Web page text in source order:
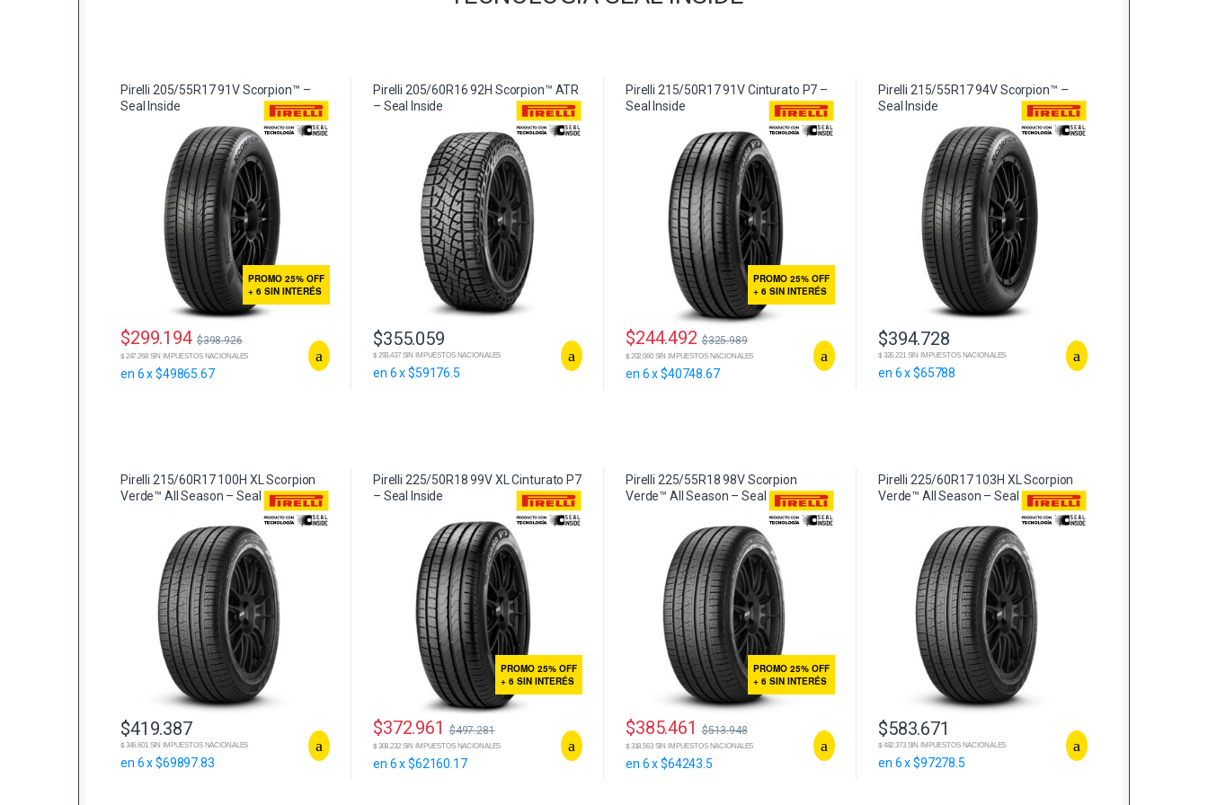
Pirelli 205/55R17 91V Scorpion™ –
Seal Inside
PROMO 25% OFF
+ 6 SIN INTERÉS
$299.194 $398.926
$ 247.268 SIN IMPUESTOS NACIONALES
en 6 x $49865.67
Pirelli 205/60R16 92H Scorpion™ ATR
– Seal Inside
$355.059
$ 293.437 SIN IMPUESTOS NACIONALES
en 6 x $59176.5
Pirelli 215/50R17 91V Cinturato P7 –
Seal Inside
PROMO 25% OFF
+ 6 SIN INTERÉS
$244.492 $325.989
$ 202.060 SIN IMPUESTOS NACIONALES
en 6 x $40748.67
Pirelli 215/55R17 94V Scorpion™ –
Seal Inside
$394.728
$ 326.221 SIN IMPUESTOS NACIONALES
en 6 x $65788
Pirelli 215/60R17 100H XL Scorpion
Verde™ All Season – Seal Inside
$419.387
$ 346.601 SIN IMPUESTOS NACIONALES
en 6 x $69897.83
Pirelli 225/50R18 99V XL Cinturato P7
– Seal Inside
PROMO 25% OFF
+ 6 SIN INTERÉS
$372.961 $497.281
$ 308.232 SIN IMPUESTOS NACIONALES
en 6 x $62160.17
Pirelli 225/55R18 98V Scorpion
Verde™ All Season – Seal Inside
PROMO 25% OFF
+ 6 SIN INTERÉS
$385.461 $513.948
$ 318.563 SIN IMPUESTOS NACIONALES
en 6 x $64243.5
Pirelli 225/60R17 103H XL Scorpion
Verde™ All Season – Seal Inside
$583.671
$ 482.373 SIN IMPUESTOS NACIONALES
en 6 x $97278.5